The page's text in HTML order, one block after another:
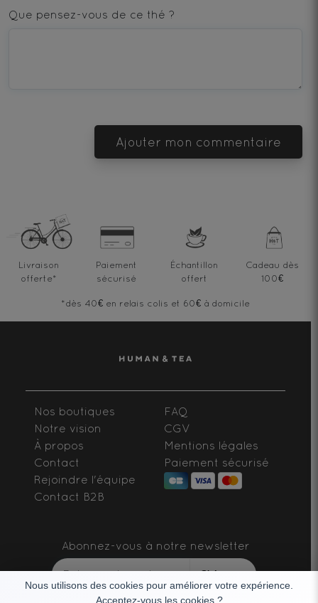
star
—
—
stars
Que pensez-vous de ce thé ?
Ajouter mon commentaire
Nous utilisons des cookies pour améliorer votre expérience.
Acceptez-vous les cookies ?
Livraison
offerte*
Paiement
sécurisé
Échantillon
offert
Cadeau dès
100€
*dès 40€ en relais colis et 60€ à domicile
Nos boutiques
Notre vision
À propos
Contact
Rejoindre l'équipe
Contact B2B
FAQ
CGV
Mentions légales
Paiement sécurisé
Abonnez-vous à notre newsletter
S'abonner